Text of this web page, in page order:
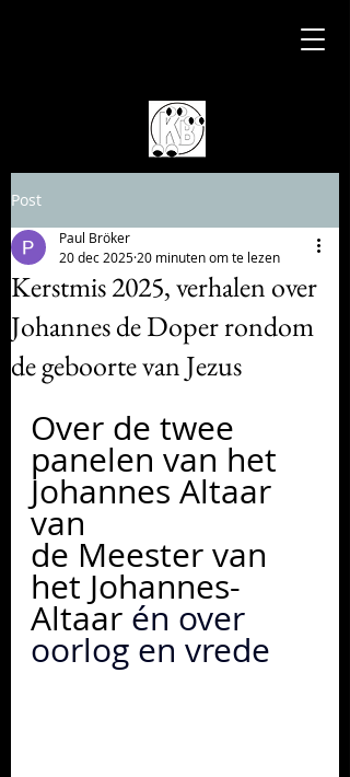
Post
Kerstmis 2025, verhalen over
Johannes de Doper rondom
de geboorte van Jezus
Paul Bröker
20 dec 2025 20 minuten om te lezen
Over de twee
panelen van het
Johannes Altaar
van
de Meester van
het Johannes-
Altaar én over
oorlog en vrede